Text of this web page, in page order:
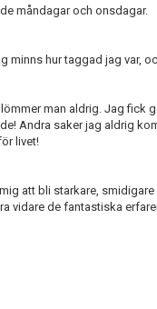
måndagar och onsdagar.
minns hur taggad jag var,
man aldrig. Jag fick
Andra saker jag aldrig
livet!
att bli starkare,
vidare de fantastiska